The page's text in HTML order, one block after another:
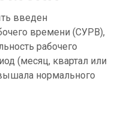
введен
времени (СУРВ),
рабочего
(месяц, квартал или
нормального